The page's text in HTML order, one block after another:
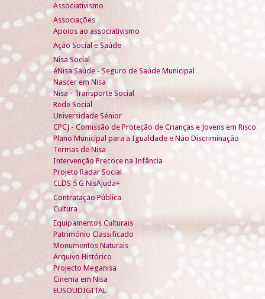
Associativismo
Associações
Apoios ao associativismo
Ação Social e Saúde
Nisa Social
éNisa Saúde - Seguro de Saúde Municipal
Nascer em Nisa
Nisa - Transporte Social
Rede Social
Universidade Sénior
CPCJ - Comissão de Proteção de Crianças e Jovens em Risco
Plano Municipal para a Igualdade e Não Discriminação
Termas de Nisa
Intervenção Precoce na Infância
Projeto Radar Social
CLDS 5 G NisAjuda+
Contratação Pública
Cultura
Equipamentos Culturais
Património Classificado
Monumentos Naturais
Arquivo Histórico
Projecto Meganisa
Cinema em Nisa
EUSOUDIGITAL